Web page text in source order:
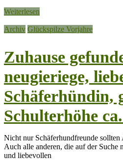
Weiterlesen
Archiv Glückspilze Vorjahre
Zuhause
neugieriege,
Schäferhündin,
Schulterhöhe
Nicht nur Schäferhundfreunde sollten
Auch alle anderen, die auf der Suche
und liebevollen